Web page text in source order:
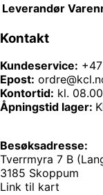
Leverandør
Kontakt
Kundeservice:
Epost:
Kontortid: kl.
Åpningstid lager:
Besøksadresse:
Tverrmyra 7 B
3185 Skoppum
Link til kart